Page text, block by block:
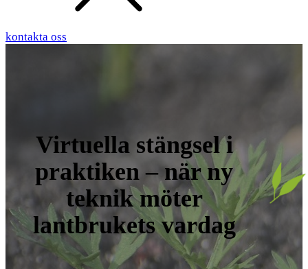
kontakta oss
Virtuella stängsel i
praktiken – när ny
teknik möter
lantbrukets vardag